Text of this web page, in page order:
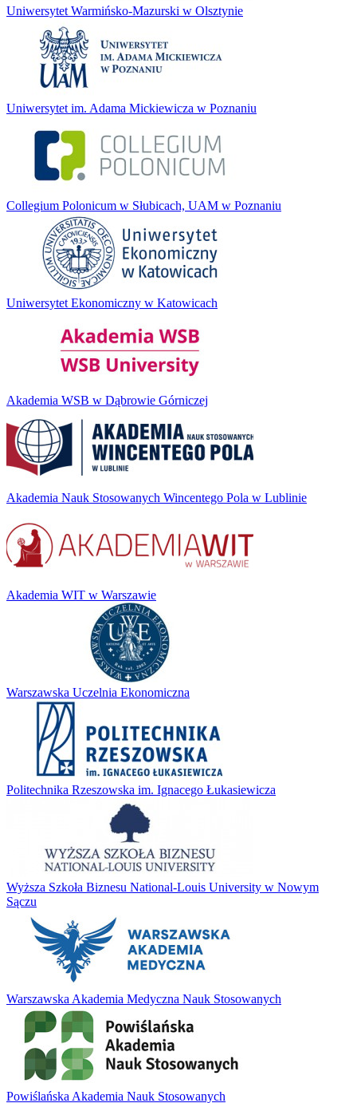
Uniwersytet Warmińsko-Mazurski w Olsztynie
Uniwersytet im. Adama Mickiewicza w Poznaniu
Collegium Polonicum w Słubicach, UAM w Poznaniu
Uniwersytet Ekonomiczny w Katowicach
Akademia WSB w Dąbrowie Górniczej
Akademia Nauk Stosowanych Wincentego Pola w Lublinie
Akademia WIT w Warszawie
Warszawska Uczelnia Ekonomiczna
Politechnika Rzeszowska im. Ignacego Łukasiewicza
Wyższa Szkoła Biznesu National-Louis University w Nowym
Sączu
Warszawska Akademia Medyczna Nauk Stosowanych
Powiślańska Akademia Nauk Stosowanych